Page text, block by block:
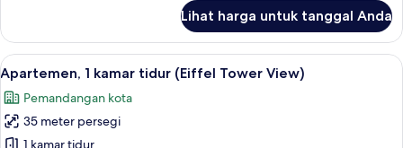
Apartemen,
kamar
tidur
Lihat harga untuk tanggal Anda
Lihat
semua
foto
untuk
Apartemen, 1 kamar tidur (Eiffel
7
Apartemen, 1 kamar tidur (Eiffel Tower View)
Pemandangan kota
35 meter persegi
1 kamar tidur